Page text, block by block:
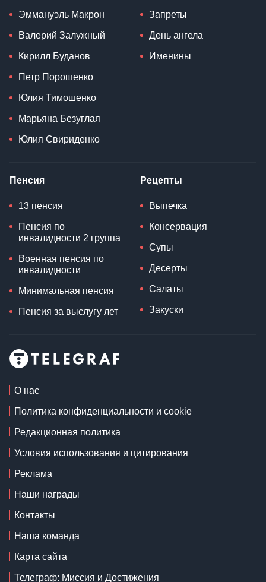
Эммануэль Макрон
Валерий Залужный
Кирилл Буданов
Петр Порошенко
Юлия Тимошенко
Марьяна Безуглая
Юлия Свириденко
Запреты
День ангела
Именины
Пенсия
13 пенсия
Пенсия по
инвалидности 2 группа
Военная пенсия по
инвалидности
Минимальная пенсия
Пенсия за выслугу лет
Рецепты
Выпечка
Консервация
Супы
Десерты
Салаты
Закуски
О нас
Политика конфиденциальности и cookie
Редакционная политика
Условия использования и цитирования
Реклама
Наши награды
Контакты
Наша команда
Карта сайта
Телеграф: Миссия и Достижения